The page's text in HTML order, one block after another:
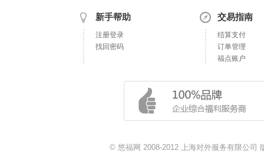
新手帮助
注册登录
找回密码
交易指南
结算支付
订单管理
福点账户
© 悠福网 2008-2012 上海对外服务有限公司